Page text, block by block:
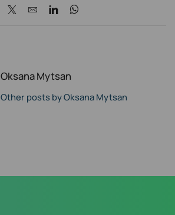
Oksana Mytsan
Other posts by Oksana Mytsan